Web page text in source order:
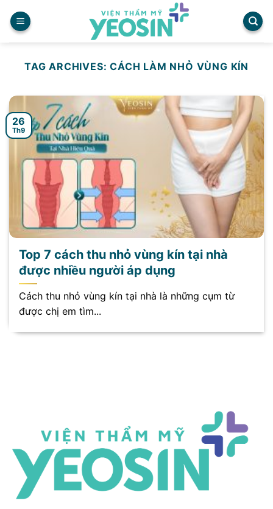
content
TAG ARCHIVES:CÁCH LÀM NHỎ VÙNG KÍN
Top 7 cách thu nhỏ vùng kín tại nhà
được nhiều người áp dụng
Cách thu nhỏ vùng kín tại nhà là những cụm từ
được chị em tìm...
26
Th9